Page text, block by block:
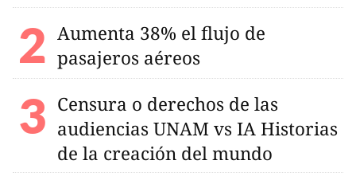
Aumenta 38% el flujo de
pasajeros aéreos
Censura o derechos de las
audiencias UNAM vs IA Historias
de la creación del mundo